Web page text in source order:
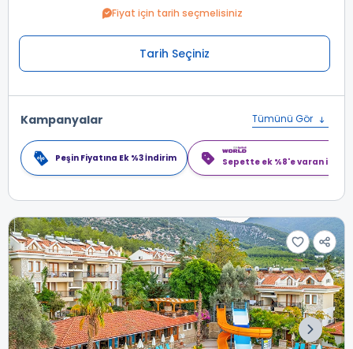
Fiyat için tarih seçmelisiniz
Tarih Seçiniz
Kampanyalar Tümünü Gör
Peşin Fiyatına Ek %3 İndirim Sepette ek %8'e varan